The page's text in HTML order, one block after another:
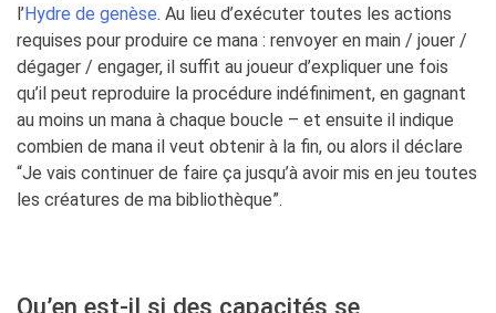
l’Hydre de genèse. Au lieu d’exécuter toutes les actions
requises pour produire ce mana : renvoyer en main / jouer /
dégager / engager, il suffit au joueur d’expliquer une fois
qu’il peut reproduire la procédure indéfiniment, en gagnant
au moins un mana à chaque boucle – et ensuite il indique
combien de mana il veut obtenir à la fin, ou alors il déclare
“Je vais continuer de faire ça jusqu’à avoir mis en jeu toutes
les créatures de ma bibliothèque”.
Qu’en est-il si des capacités se